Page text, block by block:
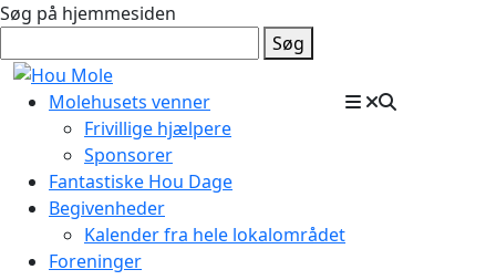
Søg på hjemmesiden
Søg
Molehusets venner
Frivillige hjælpere
Sponsorer
Fantastiske Hou Dage
Begivenheder
Kalender fra hele lokalområdet
Foreninger